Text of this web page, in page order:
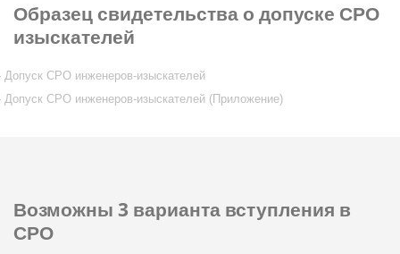
Образец свидетельства о допуске СРО
изыскателей
Допуск СРО инженеров-изыскателей
Допуск СРО инженеров-изыскателей (Приложение)
Возможны 3 варианта вступления в
СРО